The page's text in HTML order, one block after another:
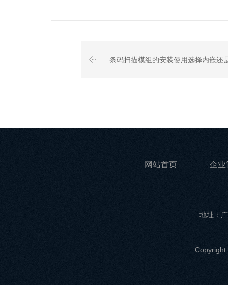
条码扫描模组的安装使用选择内嵌还
网站首页 企业
地址：